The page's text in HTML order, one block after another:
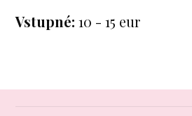
Vstupné: 10 - 15 eur